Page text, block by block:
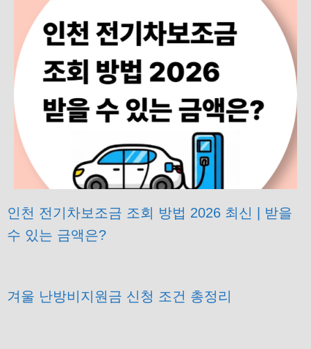
인천 전기차보조금 조회 방법 2026 최신 | 받을
수 있는 금액은?
겨울 난방비지원금 신청 조건 총정리